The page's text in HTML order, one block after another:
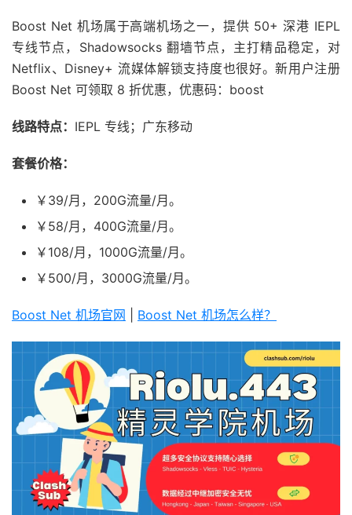
Boost Net 机场属于高端机场之一，提供 50+ 深港 IEPL
专线节点，Shadowsocks 翻墙节点，主打精品稳定，对
Netflix、Disney+ 流媒体解锁支持度也很好。新用户注册
Boost Net 可领取 8 折优惠，优惠码：boost
线路特点： IEPL 专线；广东移动
套餐价格：
￥39/月，200G流量/月。
￥58/月，400G流量/月。
￥108/月，1000G流量/月。
￥500/月，3000G流量/月。
Boost Net 机场官网 Boost Net 机场怎么样？